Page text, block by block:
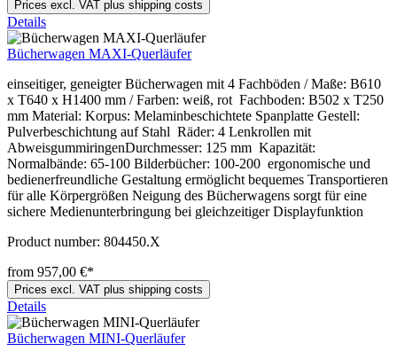
Prices excl. VAT plus shipping costs
Details
Bücherwagen MAXI-Querläufer
einseitiger, geneigter Bücherwagen mit 4 Fachböden / Maße: B610
x T640 x H1400 mm / Farben: weiß, rot Fachboden: B502 x T250
mm Material: Korpus: Melaminbeschichtete Spanplatte Gestell:
Pulverbeschichtung auf Stahl Räder: 4 Lenkrollen mit
AbweisgummiringenDurchmesser: 125 mm Kapazität:
Normalbände: 65-100 Bilderbücher: 100-200 ergonomische und
bedienerfreundliche Gestaltung ermöglicht bequemes Transportieren
für alle Körpergrößen Neigung des Bücherwagens sorgt für eine
sichere Medienunterbringung bei gleichzeitiger Displayfunktion
Product number: 804450.X
from 957,00 €*
Prices excl. VAT plus shipping costs
Details
Bücherwagen MINI-Querläufer